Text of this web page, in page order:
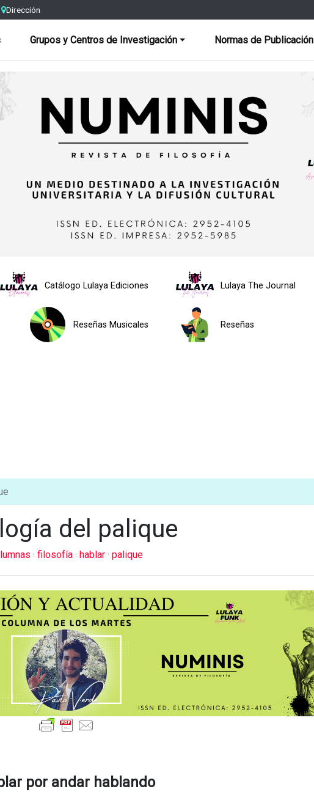
Dirección
Grupos y Centros de Investigación Normas de Publicación
Catálogo Lulaya Ediciones Lulaya The Journal
Reseñas Musicales Reseñas
del palique
· filosofía · hablar · palique
por andar hablando